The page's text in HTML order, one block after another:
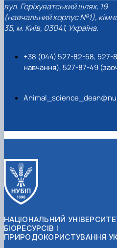
вул. Горіхуватський шлях, 19
(навчальний корпус №1),
35, м. Київ, 03041, Україна.
+38 (044) 527-82-58,
навчання), 527-87-49
НАЦІОНАЛЬНИЙ
БІОРЕСУРСІВ І
ПРИРОДОКОРИСТУВАННЯ